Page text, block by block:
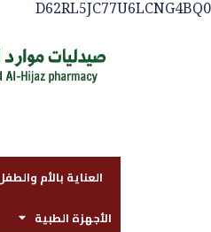
D62RL5JC77U6LCNG4BQ0
العناية بالأم
الأجهزة الطبية